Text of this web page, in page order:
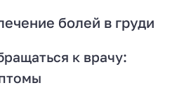
болей в груди
к врачу: